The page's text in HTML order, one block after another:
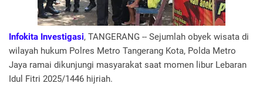
Infokita Investigasi, TANGERANG -- Sejumlah obyek wisata di
wilayah hukum Polres Metro Tangerang Kota, Polda Metro
Jaya ramai dikunjungi masyarakat saat momen libur Lebaran
Idul Fitri 2025/1446 hijriah.